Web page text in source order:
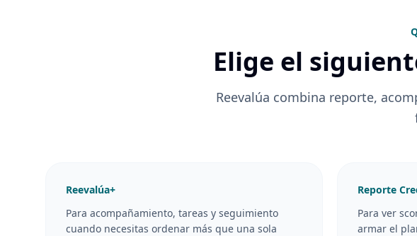
Elige el
Reevalúa combina reporte,
Reevalúa+
Para acompañamiento, tareas y seguimiento
cuando necesitas ordenar más que una sola
Reporte
Para ver
armar el